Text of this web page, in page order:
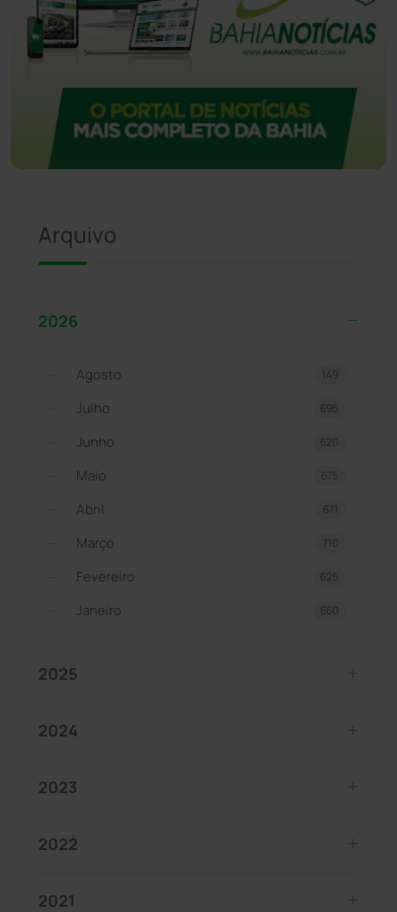
Arquivo
2026
Agosto 149
Julho 695
Junho 620
Maio 675
Abril 671
Março 710
Fevereiro 625
Janeiro 660
2025
2024
2023
2022
2021